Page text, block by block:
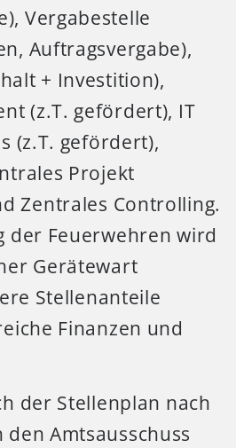
Vergabestelle
Auftragsvergabe),
+ Investition),
(z.T. gefördert), IT
(z.T. gefördert),
Projekt
Zentrales Controlling.
der Feuerwehren wird
Gerätewart
Stellenanteile
Finanzen und
der Stellenplan nach
den Amtsausschuss